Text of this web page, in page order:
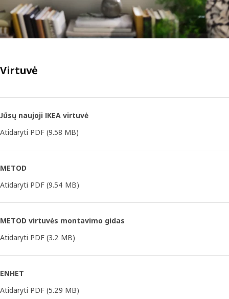
Virtuvė
Jūsų naujoji IKEA virtuvė
Atidaryti PDF (9.58 MB)
METOD
Atidaryti PDF (9.54 MB)
METOD virtuvės montavimo gidas
Atidaryti PDF (3.2 MB)
ENHET
Atidaryti PDF (5.29 MB)